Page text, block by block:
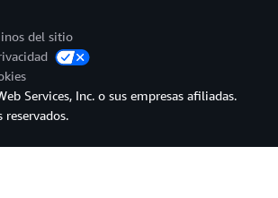
del sitio
Services, Inc. o sus empresas afiliadas.
reservados.